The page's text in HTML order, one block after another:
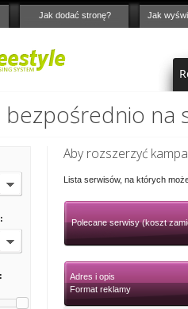
Jak dodać stronę? Jak
na
:
Aby rozszerzyć
Lista serwisów, na których
Polecane serwisy (koszt
Adres i opis
Format reklamy